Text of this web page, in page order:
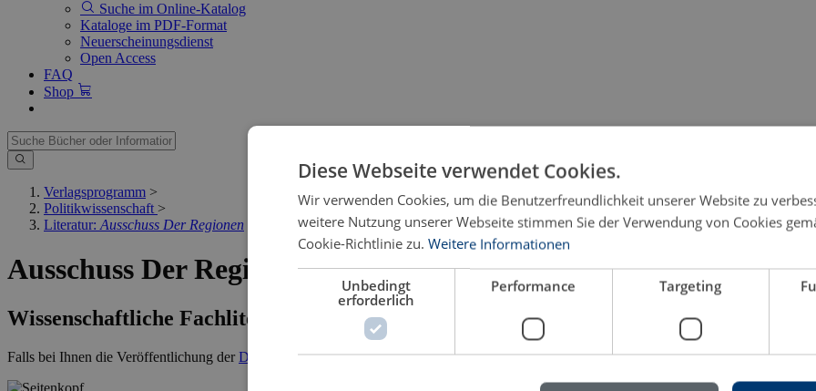
Suche im Online-Katalog
Kataloge im PDF-Format
Neuerscheinungsdienst
Open Access
FAQ
Shop
Verlagsprogramm >
Politikwissenschaft >
Literatur: Ausschuss Der Regionen
Ausschuss Der Regionen
Wissenschaftliche Fachliteratur
Falls bei Ihnen die Veröffentlichung derDissertationansteht, kontaktieren Sie uns gern.
Diese Webseite verwendet Cookies.
Wir verwenden Cookies, um die Benutzerfreundlichkeit unserer Website zu
weitere Nutzung unserer Webseite stimmen Sie der Verwendung von Cookies
Cookie-Richtlinie zu. Weitere Informationen
Unbedingt
erforderlich
Performance Targeting